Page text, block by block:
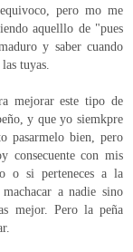
pero mo me
aquelllo de "pues
y saber cuando
tuyas.
mejorar este tipo de
y que yo siemkpre
pasarmelo bien, pero
consecuente con mis
o si perteneces a la
a nadie sino
mejor. Pero la peña